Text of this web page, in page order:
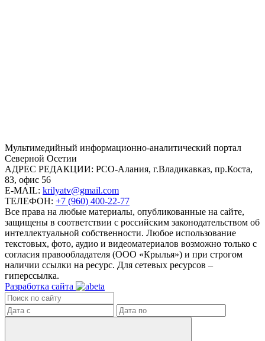
Mультимедийный информационно-аналитический портал
Северной Осетии
АДРЕС РЕДАКЦИИ: РСО-Алания, г.Владикавказ, пр.Коста,
83, офис 56
E-MAIL: krilyatv@gmail.com
ТЕЛЕФОН: +7 (960) 400-22-77
Все права на любые материалы, опубликованные на сайте,
защищены в соответствии с российским законодательством об
интеллектуальной собственности. Любое использование
текстовых, фото, аудио и видеоматериалов возможно только с
согласия правообладателя (ООО «Крылья») и при строгом
наличии ссылки на ресурс. Для сетевых ресурсов –
гиперссылка.
Разработка сайта